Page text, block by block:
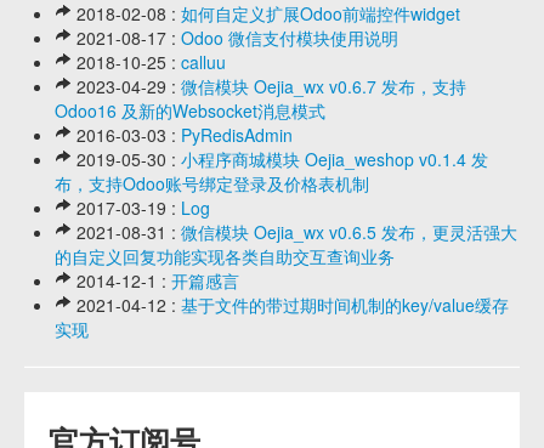
2018-02-08 : 如何自定义扩展Odoo前端控件widget
2021-08-17 : Odoo 微信支付模块使用说明
2018-10-25 : calluu
2023-04-29 : 微信模块 Oejia_wx v0.6.7 发布，支持
Odoo16 及新的Websocket消息模式
2016-03-03 : PyRedisAdmin
2019-05-30 : 小程序商城模块 Oejia_weshop v0.1.4 发
布，支持Odoo账号绑定登录及价格表机制
2017-03-19 : Log
2021-08-31 : 微信模块 Oejia_wx v0.6.5 发布，更灵活强大
的自定义回复功能实现各类自助交互查询业务
2014-12-1 : 开篇感言
2021-04-12 : 基于文件的带过期时间机制的key/value缓存
实现